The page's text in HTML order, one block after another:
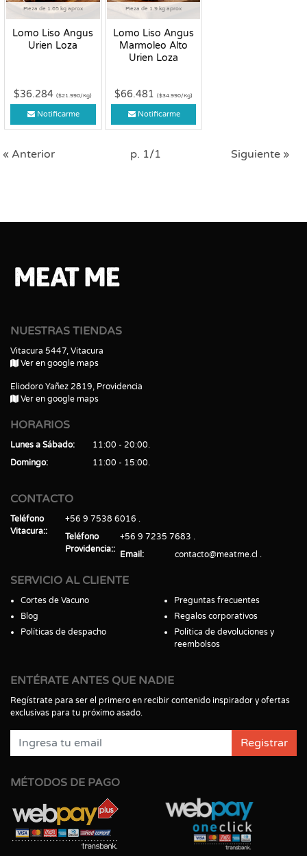
Pieza de 1.65 kg aprox
Lomo Liso Angus
Urien Loza
$36.284($21.990/Kg)
Notificarme
Pieza de 1.9 kg aprox
Lomo Liso Angus
Marmoleo Alto
Urien Loza
$66.481 ($34.990/Kg)
Notificarme
« Anterior p. 1/1 Siguiente »
NUESTRAS TIENDAS
Vitacura 5447, Vitacura
Ver en google maps
Eliodoro Yañez 2819, Providencia
Ver en google maps
HORARIOS
Lunes a Sábado
11:00 - 20:00
Domingo
11:00 - 15:00
CONTACTO
Teléfono
Vitacura:
+56 9 7538 6016
Teléfono
Providencia:
+56 9 7235 7683
Email
contacto@meatme.cl
SERVICIO AL CLIENTE
Cortes de Vacuno
Blog
Políticas de despacho
Preguntas frecuentes
Regalos corporativos
Política de devoluciones y
reembolsos
ENTÉRATE ANTES QUE NADIE
Regístrate para ser el primero en recibir contenido inspirador y ofertas
exclusivas para tu próximo asado.
Registrar
MÉTODOS DE PAGO